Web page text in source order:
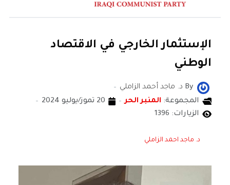
الإستثمار الخارجي في الاقتصاد
الوطني
By د. ماجد أحمد الزاملي
المجموعة: المنبر الحر
20 تموز/يوليو 2024
الزيارات: 1396
د. ماجد احمد الزاملي